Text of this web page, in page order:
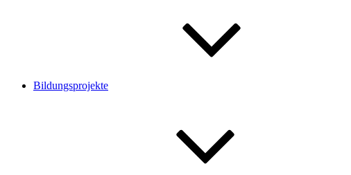
Bildungsprojekte